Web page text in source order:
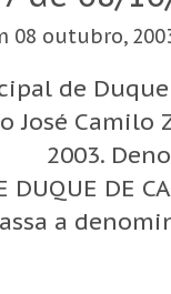
08 outubro,
de
José
2003.
DUQUE DE
a